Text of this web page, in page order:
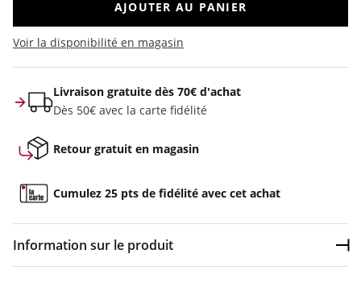
AJOUTER AU PANIER
Voir la disponibilité en magasin
Livraison gratuite dès 70€ d'achat
Dès 50€ avec la carte fidélité
Retour gratuit en magasin
Cumulez 25 pts de fidélité avec cet achat
Information sur le produit